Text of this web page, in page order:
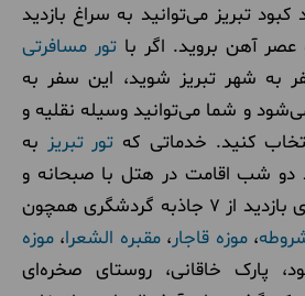
تبریز می‌توانید به سراغ بازدید
عصر آهن بروید. اگر با تور مسافرتی
به شهر تبریز شوید، این سفر به
و شما می‌توانید وسیله نقلیه و
کنید. خدماتی که تور تبریز به
شب اقامت در هتل با صبحانه و
گردشگری همچون
،موزه قاجار،مقبره الشعرا، موزه
پارک خاقانی، روستای صخره‌ای